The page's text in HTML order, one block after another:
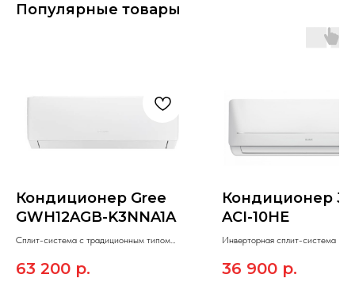
Популярные товары
Кондиционер Gree
GWH12AGB-K3NNA1A
Сплит-система c традиционным типом
63 200 р.
Кондиционер
ACI-10HE
Инверторная сплит-система
36 900 р.